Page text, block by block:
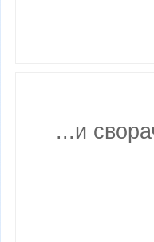
...и